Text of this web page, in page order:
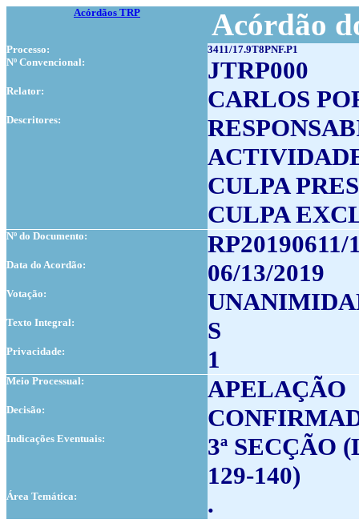
Acórdãos TRP Acórdão
Processo:
3411/17.9T8PNF.P1
Nº Convencional:
JTRP000
Relator: CARLOS
Descritores:
CULPA
CULPA
Nº do Documento: RP20190611/
Data do Acordão: 06/13/2019
Votação:
Texto Integral: S
Privacidade: 1
Meio Processual: APELAÇÃO
Decisão:
Indicações Eventuais:
3ª SECÇÃO
129-140)
Área Temática: .